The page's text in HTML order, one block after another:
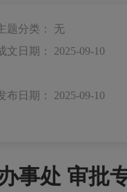
题分类： 无
文日期： 2025-09-10
布日期： 2025-09-10
事处 审批